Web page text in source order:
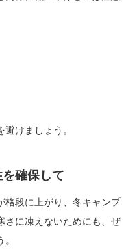
けましょう。
確保して
格段に上がり、冬キャンプ
さに凍えないためにも、ぜ